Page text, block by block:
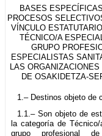
BASES
PROCESOS
VÍNCULO
TÉCNICO/A
GRUPO
ESPECIALISTAS
LAS
DE OSAKIDETZA-
1.– Destinos objeto de
1.1.– Son objeto de
la categoría de
grupo profesional